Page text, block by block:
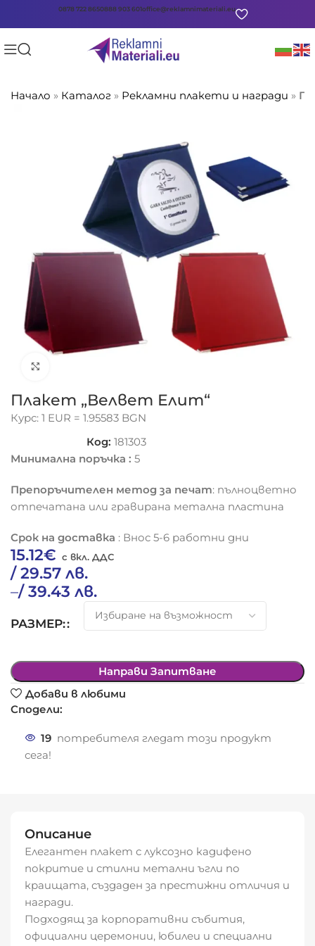
0878 722 8650888 903 601office@reklamnimateriali.eu
Начало » Каталог » Рекламни плакети и награди »
Плакет „Велвет Елит“
Курс: 1 EUR = 1.95583 BGN
Код:181303
Минимална поръчка :5
Препоръчителен метод за печат: пълноцветно
отпечатана или гравирана метална пластина
Срок на доставка : Внос 5-6 работни дни
15.12€
/ 29.57 лв.
–/ 39.43 лв.
РАЗМЕР:
Направи Запитване
Добави в любими
Сподели:
19 потребителя гледат този продукт
сега!
Описание
Елегантен плакет с луксозно кадифено
покритие и стилни метални ъгли по
краищата, създаден за престижни отличия и
награди.
Подходящ за корпоративни събития,
официални церемонии, юбилеи и специални